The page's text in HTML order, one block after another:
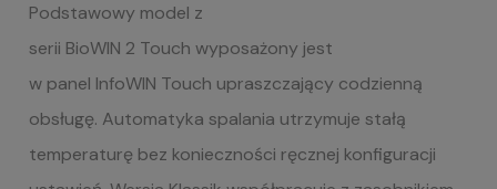
Podstawowy model z
serii BioWIN 2 Touch wyposażony jest
w panel InfoWIN Touch upraszczający codzienną
obsługę. Automatyka spalania utrzymuje stałą
temperaturę bez konieczności ręcznej konfiguracji